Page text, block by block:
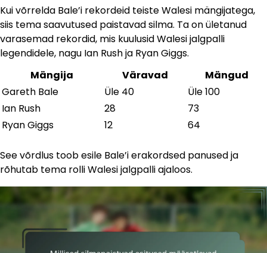
Kui võrrelda Bale’i rekordeid teiste Walesi mängijatega,
siis tema saavutused paistavad silma. Ta on ületanud
varasemad rekordid, mis kuulusid Walesi jalgpalli
legendidele, nagu Ian Rush ja Ryan Giggs.
Mängija
Väravad
Mängud
Gareth Bale
Üle 40
Üle 100
Ian Rush
28
73
Ryan Giggs
12 64
See võrdlus toob esile Bale’i erakordsed panused ja
rõhutab tema rolli Walesi jalgpalli ajaloos.